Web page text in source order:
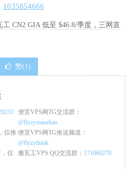
1035854666
工 CN2 GIA 低至 $46.8/季度，三网直
赞(1)
便宜VPS网TG交流群：
@flyzyxiaozhan
仅推 便宜VPS网TG推送频道：
@flyzythink
仅
搬瓦工VPS QQ交流群： 171060270